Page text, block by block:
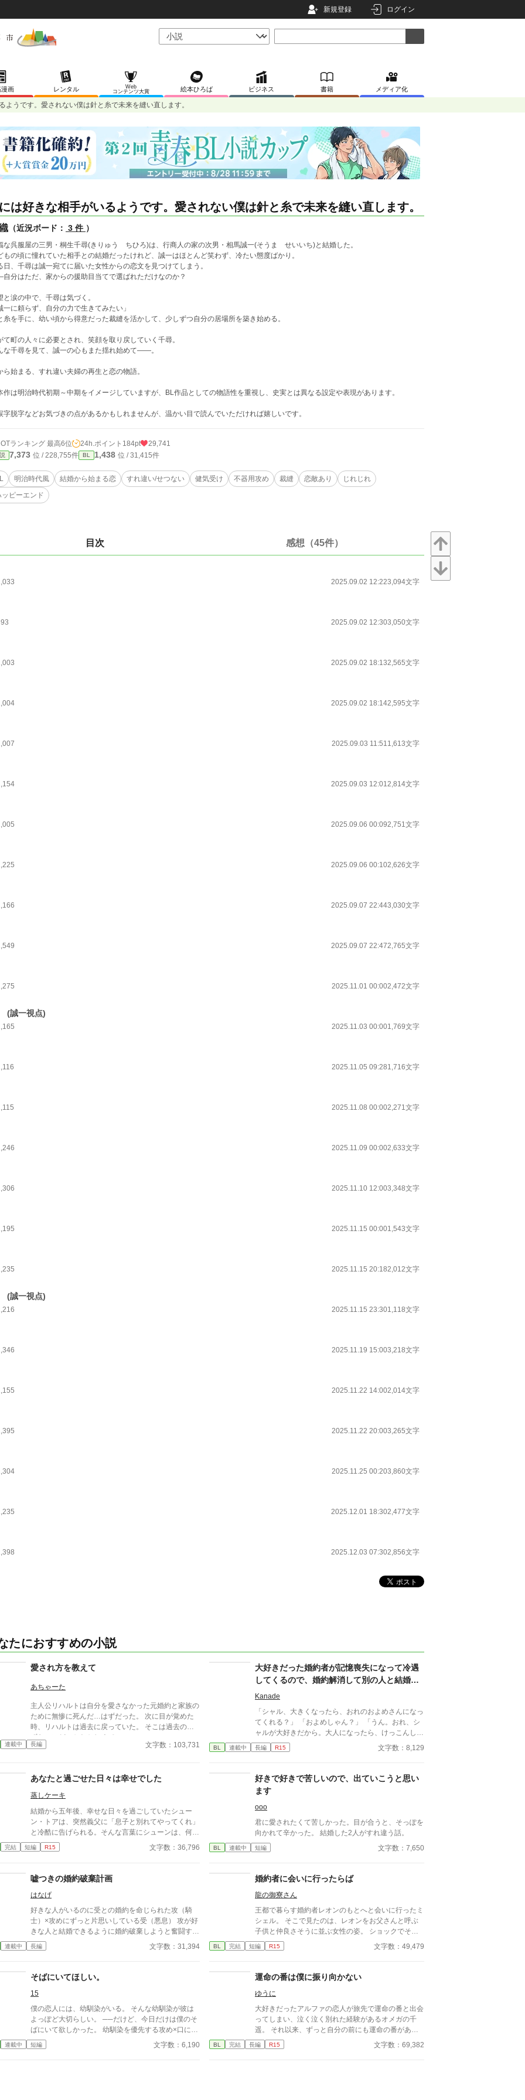
新規登録 ログイン
画 レンタル
Web
コンテンツ大賞
絵本ひろば ビジネス 書籍 メディア化
ようです。愛されない僕は針と糸で未来を縫い直します。
は好きな相手がいるようです。愛されない僕は針と糸で未来を縫い直します。
（近況ボード： 3 件 ）
な呉服屋の三男・桐生千尋(きりゅう ちひろ)は、行商人の家の次男・相馬誠一(そうま せいいち)と結婚した。
もの頃に憧れていた相手との結婚だったけれど、誠一はほとんど笑わず、冷たい態度ばかり。
日、千尋は誠一宛てに届いた女性からの恋文を見つけてしまう。
分はただ、家からの援助目当てで選ばれただけなのか？
と涙の中で、千尋は気づく。
一に頼らず、自分の力で生きてみたい」
糸を手に、幼い頃から得意だった裁縫を活かして、少しずつ自分の居場所を築き始める。
て町の人々に必要とされ、笑顔を取り戻していく千尋。
な千尋を見て、誠一の心もまた揺れ始めて――。
ら始まる、すれ違い夫婦の再生と恋の物語。
は明治時代初期～中期をイメージしていますが、BL作品としての物語性を重視し、史実とは異なる設定や表現があります。
脱字などお気づきの点があるかもしれませんが、温かい目で読んでいただければ嬉しいです。
ランキング 最高6位 24h.ポイント 184pt 29,741
7,373 位 / 228,755件 BL 1,438 位 / 31,415件
明治時代風 結婚から始まる恋 すれ違い/せつない 健気受け 不器用攻め 裁縫 恋敵あり
じれじれ
ッピーエンド
目次 感想（45件）
2025.09.02 12:223,094文字
2025.09.02 12:303,050文字
2025.09.02 18:132,565文字
2025.09.02 18:142,595文字
2025.09.03 11:511,613文字
2025.09.03 12:012,814文字
2025.09.06 00:092,751文字
2025.09.06 00:102,626文字
2025.09.07 22:443,030文字
2025.09.07 22:472,765文字
2025.11.01 00:002,472文字
(誠一視点)
2025.11.03 00:001,769文字
2025.11.05 09:281,716文字
2025.11.08 00:002,271文字
2025.11.09 00:002,633文字
2025.11.10 12:003,348文字
2025.11.15 00:001,543文字
2025.11.15 20:182,012文字
(誠一視点)
2025.11.15 23:301,118文字
2025.11.19 15:003,218文字
2025.11.22 14:002,014文字
2025.11.22 20:003,265文字
2025.11.25 00:203,860文字
2025.12.01 18:302,477文字
2025.12.03 07:302,856文字
たにおすすめの小説
愛され方を教えて
あちゃーた
主人公リハルトは自分を愛さなかった元婚約と家族の
ために無惨に死んだ…はずだった。 次に目が覚めた
時、リハルトは過去に戻っていた。 そこは過去のは
ずなのにどこかおかしくて…
連載中 長編 文字数：103,731
大好きだった婚約者が記憶喪失になって冷遇
してくるので、婚約解消して別の人と結婚し
ます
Kanade
「シャル、大きくなったら、おれのおよめさんになっ
てくれる？」 「およめしゃん？」 「うん。おれ、シ
ャルが大好きだから。大人になったら、けっこんして
ください」 「うん！ シャルもリュシーしゃま、だ
いしゅき！ およめしゃん、なる！」 ✩ ✩ ✩
は、シャーロットが十二歳、リュシオンが十七歳のと
き。 それから三年。リュシオンが事故により記憶
喪失になったことで、全てが狂っていく――。 ―
―――――――――― ✻男しかいない、αとΩしかい
ない世界観なので、女性やβといった概念は出てきま
せん。 ✻独自設定の異世界オメガバースです。 ✻4話
までは毎日更新。その後は週3話の更新を目指しま
す。執筆しながらの更新、遅筆なのでゆっくりペース
ざいます😊
BL 連載中 長編 R15 文字数：8,129
あなたと過ごせた日々は幸せでした
蒸しケーキ
結婚から五年後、幸せな日々を過ごしていたシュー
ン・トアは、突然義父に「息子と別れてやってくれ」
と冷酷に告げられる。そんな言葉にシューンは、何一
つ言い返せず、飲み込むしかなかった。そして、夫で
あるアインス・キールに離婚を切り出すが、アインス
完結 短編 R15 文字数：36,796
好きで好きで苦しいので、出ていこうと思い
ます
ooo
君に愛されたくて苦しかった。目が合うと、そっぽを
向かれて辛かった。 結婚した2人がすれ違う話。
BL 連載中 短編 文字数：7,650
嘘つきの婚約破棄計画
はなげ
好きな人がいるのに受との婚約を命じられた攻（騎
士）×攻めにずっと片思いしている受（悪息） 攻が好
きな人と結婚できるように婚約破棄しようと奮闘する
受の話です。
連載中 長編 文字数：31,394
婚約者に会いに行ったらば
龍の御寮さん
王都で暮らす婚約者レオンのもとへと会いに行ったミ
シェル。 そこで見たのは、レオンをお父さんと呼ぶ
子供と仲良さそうに並ぶ女性の姿。 ショックでその
場を逃げ出したミシェルは―― 何とか弁解しようす
るレオンとなぜか記憶を失ったミシェル。 そこには
幸せになるまでのお話です。
BL 完結 短編 R15 文字数：49,479
そばにいてほしい。
15
僕の恋人には、幼馴染がいる。 そんな幼馴染が彼は
よっぽど大切らしい。 ──だけど、今日だけは僕のそ
ばにいて欲しかった。 幼馴染を優先する攻め×口に出
せない受け 安心してください、ハピエンです。
連載中 短編 文字数：6,190
運命の番は僕に振り向かない
ゆうに
大好きだったアルファの恋人が旅先で運命の番と出会
ってしまい、泣く泣く別れた経験があるオメガの千
遥。 それ以来、ずっと自分の前にも運命の番があら
われることを切に願っていた。 オメガひとりの生活
は苦しく、千遥は仕方なく身体を売って稼ぐことを決
BL 完結 長編 R15 文字数：69,382